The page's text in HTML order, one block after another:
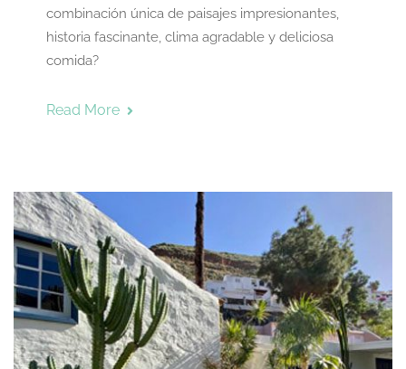
combinación única de paisajes impresionantes,
historia fascinante, clima agradable y deliciosa
comida?
Read More